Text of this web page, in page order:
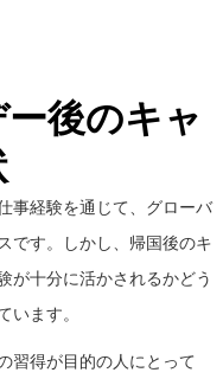
後のキャ
事経験を通じて、グローバ
です。しかし、帰国後のキ
が十分に活かされるかどう
います。
習得が目的の人にとって